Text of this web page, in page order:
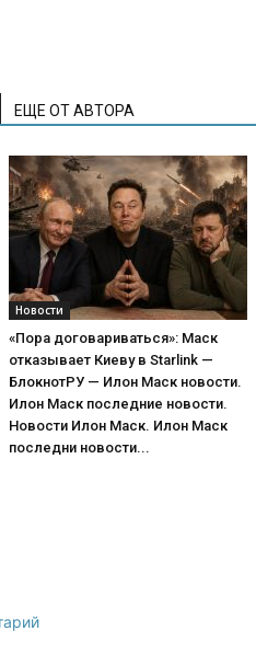
ЕЩЕ ОТ АВТОРА
Новости
«Пора договариваться»: Маск
отказывает Киеву в Starlink —
БлокнотРУ — Илон Маск новости.
Илон Маск последние новости.
Новости Илон Маск. Илон Маск
последни новости...